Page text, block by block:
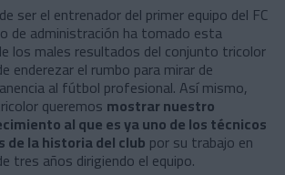
ser el entrenador del primer equipo del FC
de administración ha tomado esta
los males resultados del conjunto tricolor
enderezar el rumbo para mirar de
al fútbol profesional. Así mismo,
queremos mostrar nuestro
al que es ya uno de los técnicos
la historia del club por su trabajo en
tres años dirigiendo el equipo.